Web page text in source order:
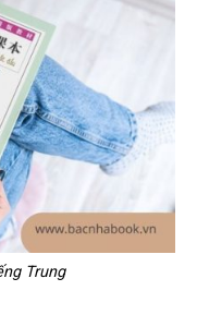
Trung